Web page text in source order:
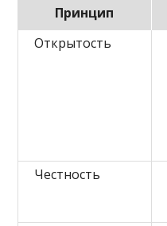
Принцип
Открытость
Честность